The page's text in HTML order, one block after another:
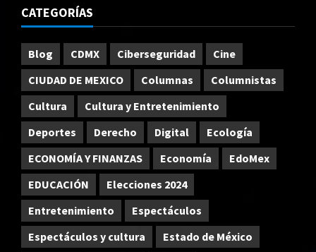
CATEGORÍAS
Blog CDMX Ciberseguridad
Cine
CIUDAD DE MEXICO
Columnas
Columnistas
Cultura
Cultura y Entretenimiento
Deportes
Derecho Digital
Ecología
ECONOMÍA Y FINANZAS
Economía
EdoMex
EDUCACIÓN
Elecciones 2024
Entretenimiento
Espectáculos
Espectáculos y cultura
Estado de México